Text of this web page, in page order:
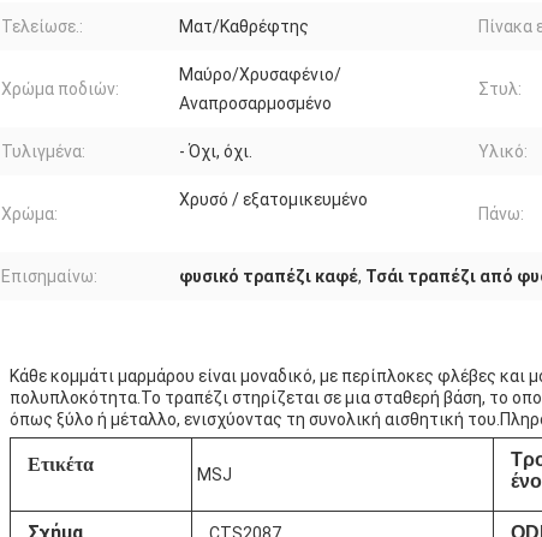
Τελείωσε.: Ματ/Καθρέφτης Πίνακα
Χρώμα ποδιών:
Μαύρο/Χρυσαφένιο/
Αναπροσαρμοσμένο
Στυλ:
Τυλιγμένα: - Όχι, όχι. Υλικό:
Χρώμα:
Χρυσό / εξατομικευμένο
Πάνω:
Επισημαίνω: φυσικό τραπέζι καφέ, Τσάι τραπέζι από
Κάθε κομμάτι μαρμάρου είναι μοναδικό, με περίπλοκες φλέβες και
πολυπλοκότητα.Το τραπέζι στηρίζεται σε μια σταθερή βάση, το
όπως ξύλο ή μέταλλο, ενισχύοντας τη συνολική αισθητική
Ετικέτα MSJ
ένο